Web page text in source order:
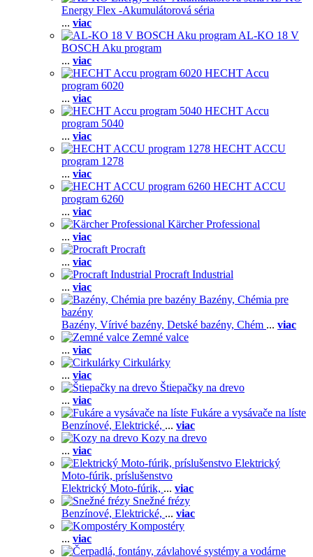
Energy Flex -Akumulátorová séria
... viac
AL-KO 18 V
BOSCH Aku program
... viac
HECHT Accu
program 6020
... viac
HECHT Accu
program 5040
... viac
HECHT ACCU
program 1278
... viac
HECHT ACCU
program 6260
... viac
Kärcher Professional
... viac
Procraft
... viac
Procraft Industrial
... viac
Bazény, Chémia pre
bazény
Bazény, Vírivé bazény, Detské bazény, Chém ... viac
Zemné valce
... viac
Cirkulárky
... viac
Štiepačky na drevo
... viac
Fukáre a vysávače na líste
Benzínové, Elektrické, ... viac
Kozy na drevo
... viac
Elektrický
Moto-fúrik, príslušenstvo
Elektrický Moto-fúrik, ... viac
Snežné frézy
Benzínové, Elektrické, ... viac
Kompostéry
... viac